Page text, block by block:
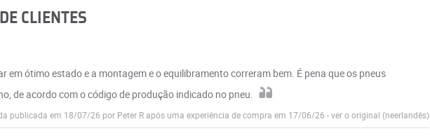
CLIENTES
em ótimo estado e a montagem e o equilibramento correram bem. É pena que os pneus
de acordo com o código de produção indicado no pneu.
publicada em 18/07/26 por Peter R após uma experiência de compra em 17/06/26 -ver o original (neerlandês)